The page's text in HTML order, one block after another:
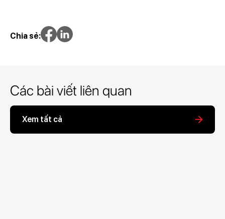
Chia sẻ:
Các bài viết liên quan
Xem tất cả